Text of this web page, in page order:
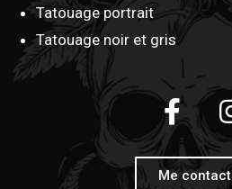
Tatouage portrait
Tatouage noir et gris
Me